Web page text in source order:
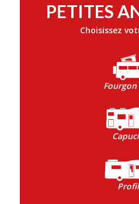
PETITES
Choisissez
Fourgon